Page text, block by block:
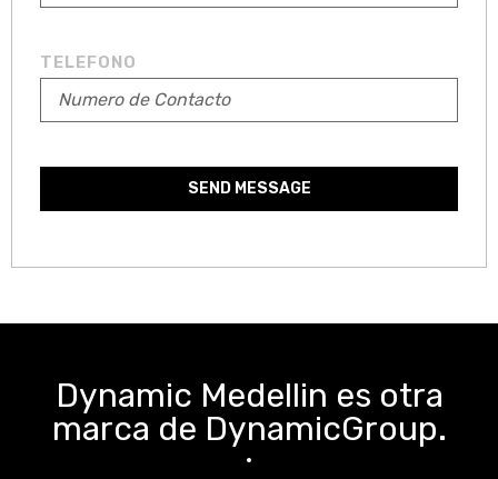
TELEFONO
SEND MESSAGE
Dynamic Medellin es otra
marca de DynamicGroup.